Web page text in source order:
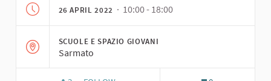
26 APRIL 2022 · 10:00 - 18:00
SCUOLE E SPAZIO GIOVANI
Sarmato